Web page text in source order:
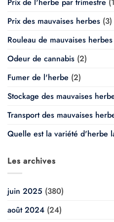
Prix des mauvaises herbes (3)
Rouleau de mauvaises herbes
Odeur de cannabis (2)
Fumer de l'herbe (2)
Stockage des mauvaises
Transport des mauvaises
Quelle est la variété d'herbe
Les archives
juin 2025 (380)
août 2024 (24)